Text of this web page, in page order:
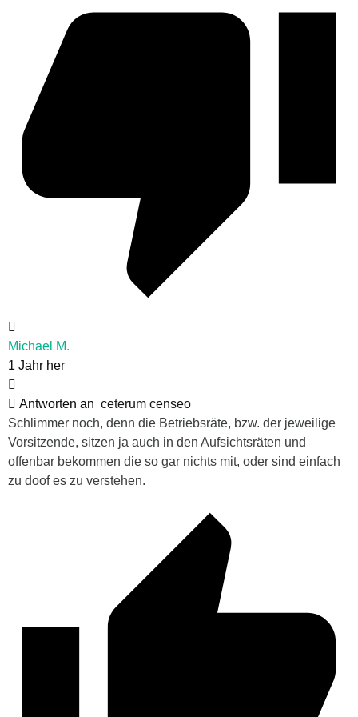
Michael M.
1 Jahr her
Antworten an ceterum censeo
Schlimmer noch, denn die Betriebsräte, bzw. der jeweilige
Vorsitzende, sitzen ja auch in den Aufsichtsräten und
offenbar bekommen die so gar nichts mit, oder sind einfach
zu doof es zu verstehen.